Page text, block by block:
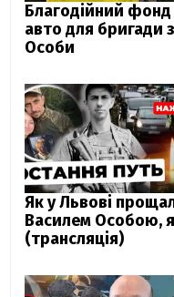
Благодійний
авто для бригади
Особи
Як у Львові
Василем Особою,
(трансляція)